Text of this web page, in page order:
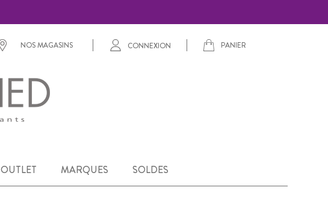
NOS MAGASINS CONNEXION PANIER
OUTLET MARQUES SOLDES